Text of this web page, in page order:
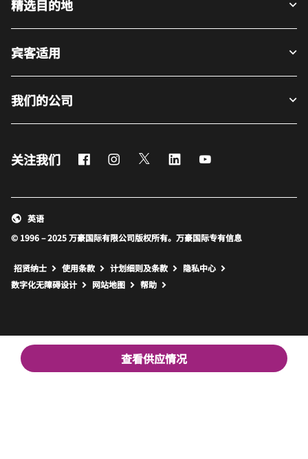
查看供应情况
精选目的地
宾客适用
我们的公司
关注我们 FacebookInstagram
Twitter LinkedIn
© 1996 – 2025 万豪国际有限公司版权所有。万豪国际专有信息
英语
招贤纳士 使用条款 计划细则及条款
隐私中心
数字化无障碍设计
网站地图 打开新窗口
帮助